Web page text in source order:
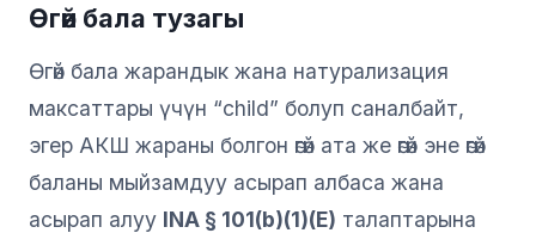
Өгөй бала тузагы
Өгөй бала жарандык жана натурализация
максаттары үчүн “child” болуп саналбайт,
эгер АКШ жараны болгон өгөй ата же өгөй эне өгөй
баланы мыйзамдуу асырап албаса жана
асырап алуу INA § 101(b)(1)(E) талаптарына